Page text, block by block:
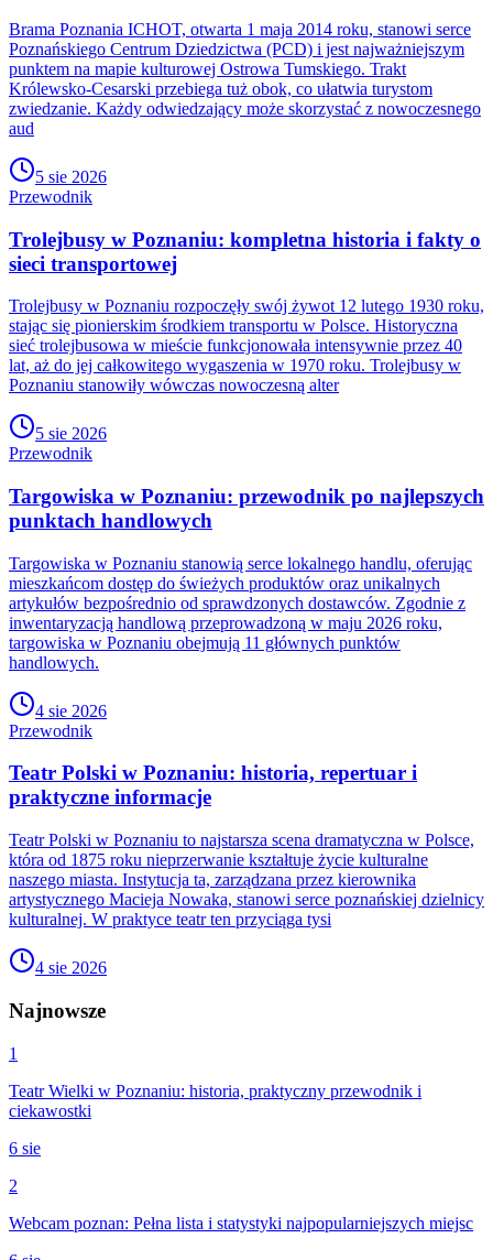
Brama Poznania ICHOT, otwarta 1 maja 2014 roku, stanowi serce
Poznańskiego Centrum Dziedzictwa (PCD) i jest najważniejszym
punktem na mapie kulturowej Ostrowa Tumskiego. Trakt
Królewsko-Cesarski przebiega tuż obok, co ułatwia turystom
zwiedzanie. Każdy odwiedzający może skorzystać z nowoczesnego
aud
5 sie 2026
Przewodnik
Trolejbusy w Poznaniu: kompletna historia i fakty o
sieci transportowej
Trolejbusy w Poznaniu rozpoczęły swój żywot 12 lutego 1930 roku,
stając się pionierskim środkiem transportu w Polsce. Historyczna
sieć trolejbusowa w mieście funkcjonowała intensywnie przez 40
lat, aż do jej całkowitego wygaszenia w 1970 roku. Trolejbusy w
Poznaniu stanowiły wówczas nowoczesną alter
5 sie 2026
Przewodnik
Targowiska w Poznaniu: przewodnik po najlepszych
punktach handlowych
Targowiska w Poznaniu stanowią serce lokalnego handlu, oferując
mieszkańcom dostęp do świeżych produktów oraz unikalnych
artykułów bezpośrednio od sprawdzonych dostawców. Zgodnie z
inwentaryzacją handlową przeprowadzoną w maju 2026 roku,
targowiska w Poznaniu obejmują 11 głównych punktów
handlowych.
4 sie 2026
Przewodnik
Teatr Polski w Poznaniu: historia, repertuar i
praktyczne informacje
Teatr Polski w Poznaniu to najstarsza scena dramatyczna w Polsce,
która od 1875 roku nieprzerwanie kształtuje życie kulturalne
naszego miasta. Instytucja ta, zarządzana przez kierownika
artystycznego Macieja Nowaka, stanowi serce poznańskiej dzielnicy
kulturalnej. W praktyce teatr ten przyciąga tysi
4 sie 2026
Najnowsze
1
Teatr Wielki w Poznaniu: historia, praktyczny przewodnik i
ciekawostki
6 sie
2
Webcam poznan: Pełna lista i statystyki najpopularniejszych miejsc